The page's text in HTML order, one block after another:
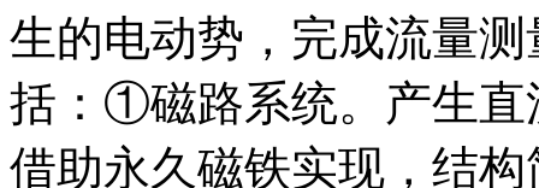
生的电动势，完成流量
括：①磁路系统。产生直
借助永久磁铁实现，结